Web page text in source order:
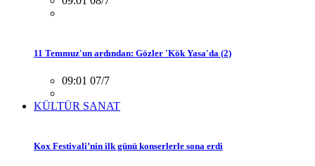
11 Temmuz'un ardından: Gözler 'Kök Yasa'da (2)
09:01 07/7
KÜLTÜR SANAT
Kox Festivali’nin ilk günü konserlerle sona erdi